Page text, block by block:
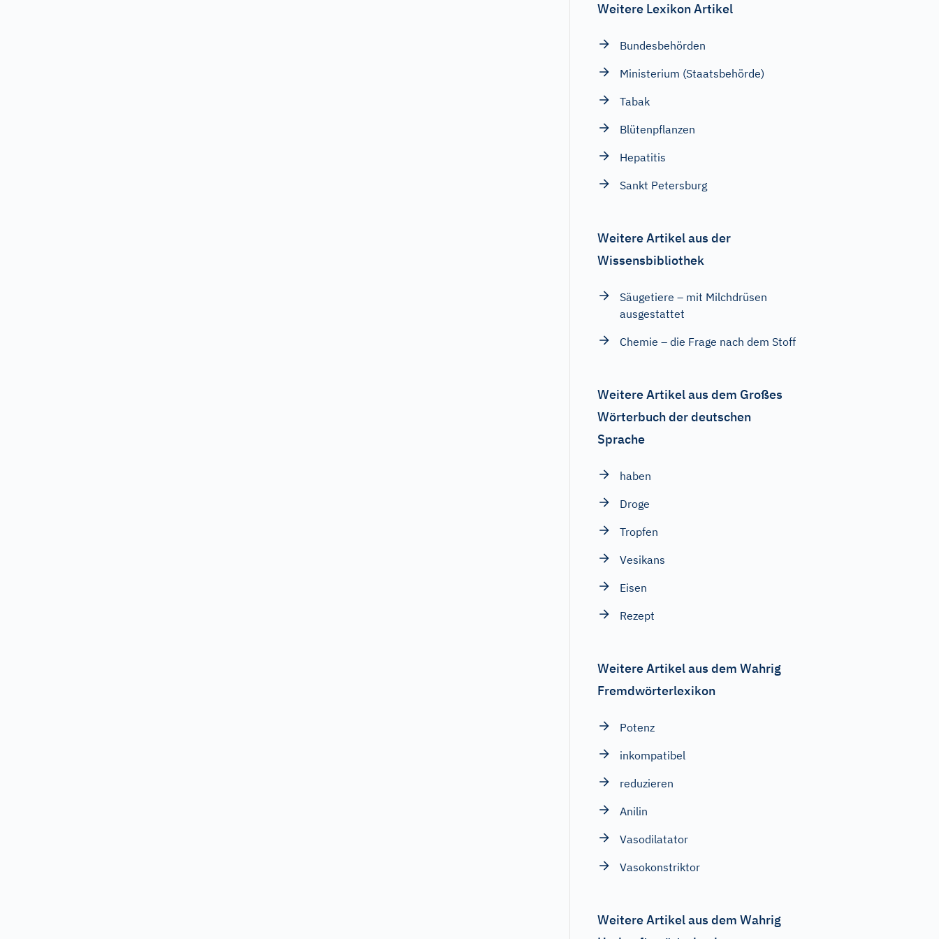
Weitere Lexikon Artikel
Bundesbehörden
Ministerium (Staatsbehörde)
Tabak
Blütenpflanzen
Hepatitis
Sankt Petersburg
Weitere Artikel aus der
Wissensbibliothek
Säugetiere – mit Milchdrüsen
ausgestattet
Chemie – die Frage nach dem Stoff
Weitere Artikel aus dem Großes
Wörterbuch der deutschen
Sprache
haben
Droge
Tropfen
Vesikans
Eisen
Rezept
Weitere Artikel aus dem Wahrig
Fremdwörterlexikon
Potenz
inkompatibel
reduzieren
Anilin
Vasodilatator
Vasokonstriktor
Weitere Artikel aus dem Wahrig